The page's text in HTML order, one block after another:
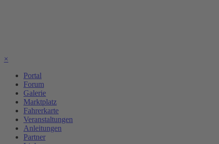
×
Portal
Forum
Galerie
Marktplatz
Fahrerkarte
Veranstaltungen
Anleitungen
Partner